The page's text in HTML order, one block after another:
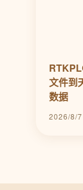
文件到
数据
2026/8/